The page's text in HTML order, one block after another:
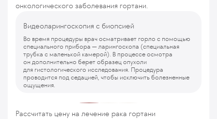
онкологического заболевания гортани.
Видеоларингоскопия с биопсией
Во время процедуры врач осматривает горло с помощью
специального прибора — ларингоскопа (специальная
трубка с маленькой камерой). В процессе осмотра
он дополнительно берет образец опухоли
для гистологического исследования. Процедура
проводится под седацией, чтобы исключить болезненные
ощущения.
Рассчитать цену на лечение рака гортани